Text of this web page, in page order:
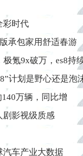
彩时代
承包家用舒适春游
氪9x破万，es8持
计划是野心还是泡
万辆，同比增
剧影视级质感
汽车产业大数据